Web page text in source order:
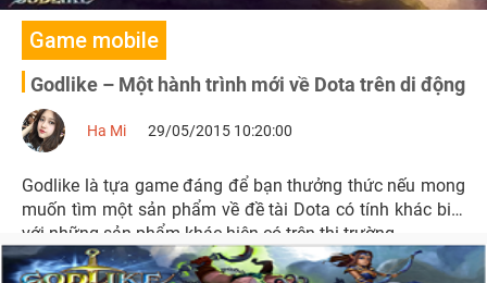
Game mobile
Godlike – Một hành trình mới về Dota trên di động
Ha Mi 29/05/2015 10:20:00
Godlike là tựa game đáng để bạn thưởng thức nếu mong
muốn tìm một sản phẩm về đề tài Dota có tính khác biệt
với những sản phẩm khác hiện có trên thị trường.